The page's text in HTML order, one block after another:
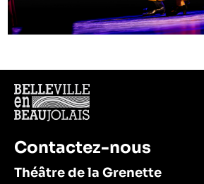
Contactez-nous
Théâtre de la Grenette